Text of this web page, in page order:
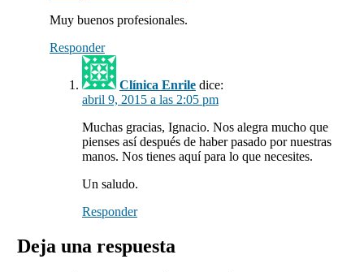
Muy buenos profesionales.
Responder
Clínica Enrile dice:
abril 9, 2015 a las 2:05 pm
Muchas gracias, Ignacio. Nos alegra mucho que
pienses así después de haber pasado por nuestras
manos. Nos tienes aquí para lo que necesites.
Un saludo.
Responder
Deja una respuesta